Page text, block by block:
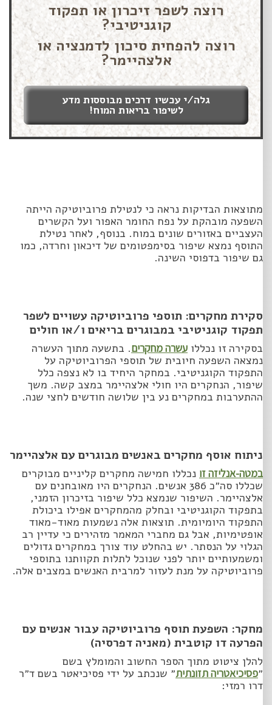
רוצה לשפר זיכרון או תפקוד
קוגניטיבי?
רוצה להפחית סיכון לדמנציה או
אלצהיימר?
גלה/י עכשיו דרכים מבוססות מדע
לשיפור בריאות המוח!
מתוצאות הבדיקות נראה כי לנטילת פרוביוטיקה הייתה
השפעה מובהקת על נפח החומר האפור ועל הקשרים
העצביים באזורים שונים במוח. בנוסף, לאחר נטילת
התוסף נמצא שיפור בסימפטומים של דיכאון וחרדה, כמו
גם שיפור בדפוסי השינה.
סקירת מחקרים: תוספי פרוביוטיקה עשויים לשפר
תפקוד קוגניטיבי במבוגרים בריאים ו/או חולים
בסקירה זו נכללועשרה מחקרים. בתשעה מתוך העשרה
נמצאה השפעה חיובית של תוספי הפרוביוטיקה על
התפקוד הקוגניטיבי. במחקר היחיד בו לא נצפה כלל
שיפור, הנחקרים היו חולי אלצהיימר במצב קשה. משך
ההתערבות במחקרים נע בין שלושה חודשים לחצי שנה.
ניתוח אוסף מחקרים באנשים מבוגרים עם אלצהיימר
במטה-אנליזה זונכללו חמישה מחקרים קליניים מבוקרים
שכללו סה״כ 386 אנשים. הנחקרים היו מאובחנים עם
אלצהיימר. השיפור שנמצא כלל שיפור בזיכרון הזמני,
בתפקוד הקוגניטיבי ובחלק מהמחקרים אפילו ביכולת
התפקוד היומיומית. תוצאות אלה נשמעות מאוד-מאוד
אופטימיות, אבל גם מחברי המאמר מזהירים כי עדיין רב
הגלוי על הנסתר. יש בהחלט עוד צורך במחקרים גדולים
ומשמעותיים יותר לפני שנוכל לתלות תקוותנו בתוספי
פרוביוטיקה על מנת לעזור למרבית האנשים במצבים אלה.
מחקר: השפעת תוסף פרוביוטיקה עבור אנשים עם
הפרעה דו קוטבית (מאניה דפרסיה)
להלן ציטוט מתוך הספר החשוב והמומלץ בשם
פסיכיאטריה תזונתית״ שנכתב על ידי פסיכיאטר בשם ד״ר
דרו רמזי: